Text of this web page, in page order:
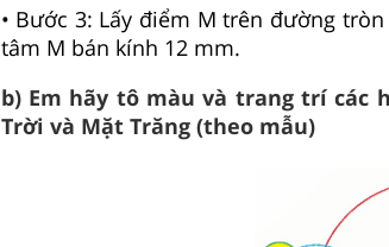
• Bước 3: Lấy điểm M trên đường
tâm M bán kính 12 mm.
b) Em hãy tô màu và trang trí
Trời và Mặt Trăng (theo mẫu)